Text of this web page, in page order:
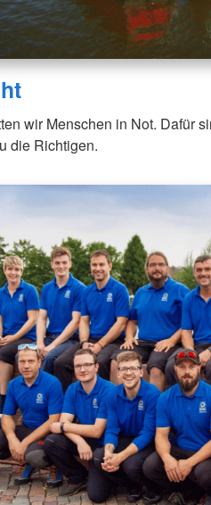
wir Menschen in Not. Dafür
die Richtigen.